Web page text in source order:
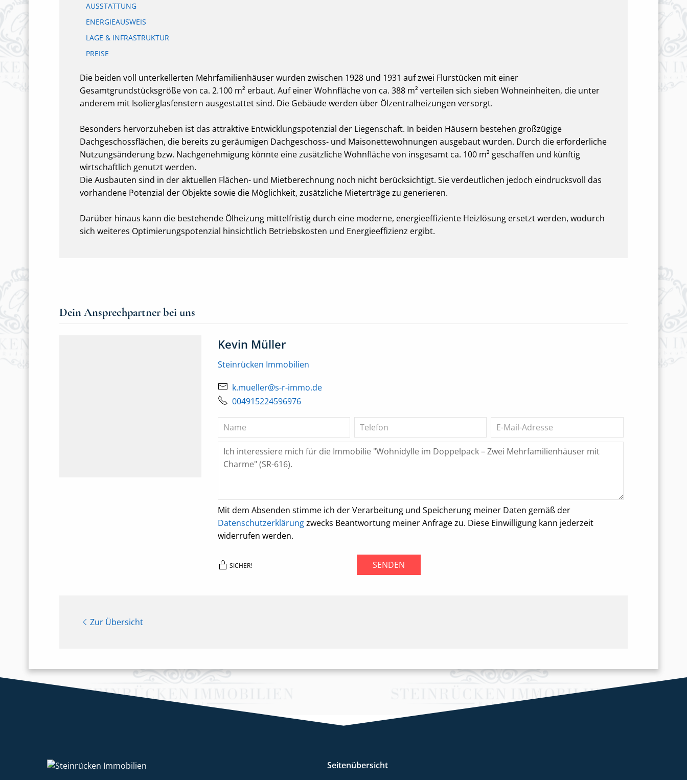
AUSSTATTUNG
ENERGIEAUSWEIS
LAGE & INFRASTRUKTUR
PREISE
Die beiden voll unterkellerten Mehrfamilienhäuser wurden zwischen 1928 und 1931 auf zwei Flurstücken mit einer
Gesamtgrundstücksgröße von ca. 2.100 m² erbaut. Auf einer Wohnfläche von ca. 388 m² verteilen sich sieben Wohneinheiten, die unter
anderem mit Isolierglasfenstern ausgestattet sind. Die Gebäude werden über Ölzentralheizungen versorgt.
Besonders hervorzuheben ist das attraktive Entwicklungspotenzial der Liegenschaft. In beiden Häusern bestehen großzügige
Dachgeschossflächen, die bereits zu geräumigen Dachgeschoss- und Maisonettewohnungen ausgebaut wurden. Durch die erforderliche
Nutzungsänderung bzw. Nachgenehmigung könnte eine zusätzliche Wohnfläche von insgesamt ca. 100 m² geschaffen und künftig
wirtschaftlich genutzt werden.
Die Ausbauten sind in der aktuellen Flächen- und Mietberechnung noch nicht berücksichtigt. Sie verdeutlichen jedoch eindrucksvoll das
vorhandene Potenzial der Objekte sowie die Möglichkeit, zusätzliche Mieterträge zu generieren.
Darüber hinaus kann die bestehende Ölheizung mittelfristig durch eine moderne, energieeffiziente Heizlösung ersetzt werden, wodurch
sich weiteres Optimierungspotenzial hinsichtlich Betriebskosten und Energieeffizienz ergibt.
Dein Ansprechpartner bei uns
Kevin Müller
Steinrücken Immobilien
k.mueller@s-r-immo.de
004915224596976
Mit dem Absenden stimme ich der Verarbeitung und Speicherung meiner Daten gemäß der
Datenschutzerklärungzwecks Beantwortung meiner Anfrage zu. Diese Einwilligung kann jederzeit
widerrufen werden.
SICHER! SENDEN
Zur Übersicht
Seitenübersicht